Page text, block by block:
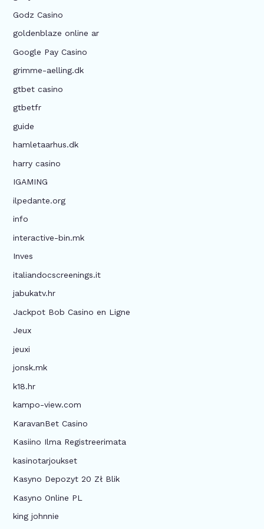
Godz Casino
goldenblaze online ar
Google Pay Casino
grimme-aelling.dk
gtbet casino
gtbetfr
guide
hamletaarhus.dk
harry casino
IGAMING
ilpedante.org
info
interactive-bin.mk
Inves
italiandocscreenings.it
jabukatv.hr
Jackpot Bob Casino en Ligne
Jeux
jeuxi
jonsk.mk
k18.hr
kampo-view.com
KaravanBet Casino
Kasiino Ilma Registreerimata
kasinotarjoukset
Kasyno Depozyt 20 Zł Blik
Kasyno Online PL
king johnnie